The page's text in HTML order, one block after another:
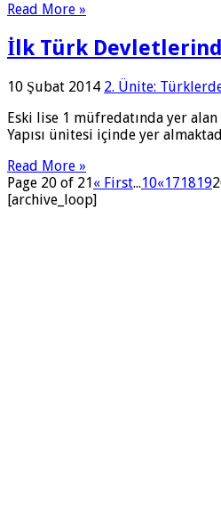
Read More »
İlk Türk
10 Şubat 2014 2. Ünite:
Eski lise 1 müfredatında yer
Yapısı ünitesi içinde yer
Read More »
Page 20 of 21« First...10«171819
[archive_loop]